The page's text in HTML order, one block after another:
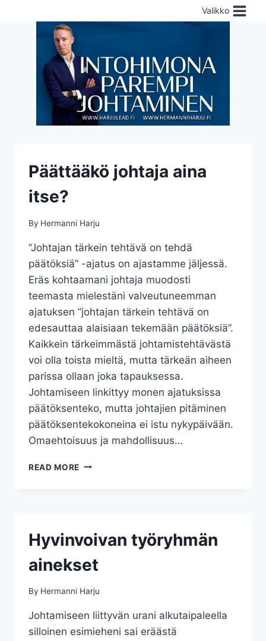
Valikko
Päättääkö johtaja aina
itse?
By Hermanni Harju
”Johtajan tärkein tehtävä on tehdä
päätöksiä” -ajatus on ajastamme jäljessä.
Eräs kohtaamani johtaja muodosti
teemasta mielestäni valveutuneemman
ajatuksen ”johtajan tärkein tehtävä on
edesauttaa alaisiaan tekemään päätöksiä”.
Kaikkein tärkeimmästä johtamistehtävästä
voi olla toista mieltä, mutta tärkeän aiheen
parissa ollaan joka tapauksessa.
Johtamiseen linkittyy monen ajatuksissa
päätöksenteko, mutta johtajien pitäminen
päätöksentekokoneina ei istu nykypäivään.
Omaehtoisuus ja mahdollisuus…
READ MORE PÄÄTTÄÄKÖ
Hyvinvoivan työryhmän
ainekset
By Hermanni Harju
Johtamiseen liittyvän urani alkutaipaleella
silloinen esimieheni sai eräästä